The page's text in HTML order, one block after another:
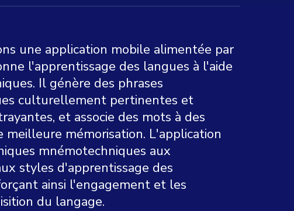
une application mobile alimentée par
l'apprentissage des langues à l'aide
Il génère des phrases
culturellement pertinentes et
et associe des mots à des
meilleure mémorisation. L'application
mnémotechniques aux
styles d'apprentissage des
ainsi l'engagement et les
du langage.